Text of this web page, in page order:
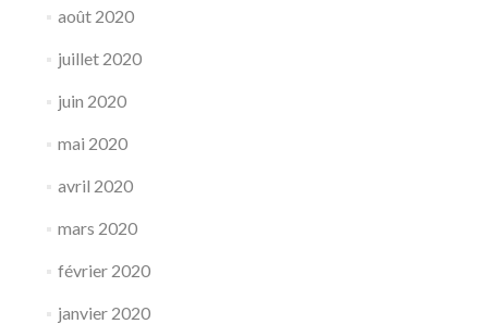
août 2020
juillet 2020
juin 2020
mai 2020
avril 2020
mars 2020
février 2020
janvier 2020